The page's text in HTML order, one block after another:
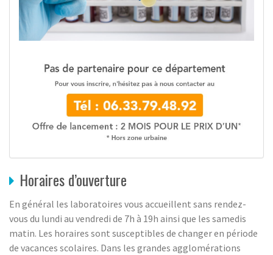
Horaires d’ouverture
En général les laboratoires vous accueillent sans rendez-
vous du lundi au vendredi de 7h à 19h ainsi que les samedis
matin. Les horaires sont susceptibles de changer en période
de vacances scolaires. Dans les grandes agglomérations